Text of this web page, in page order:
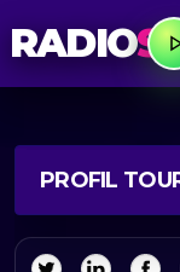
RADIO
PROFIL